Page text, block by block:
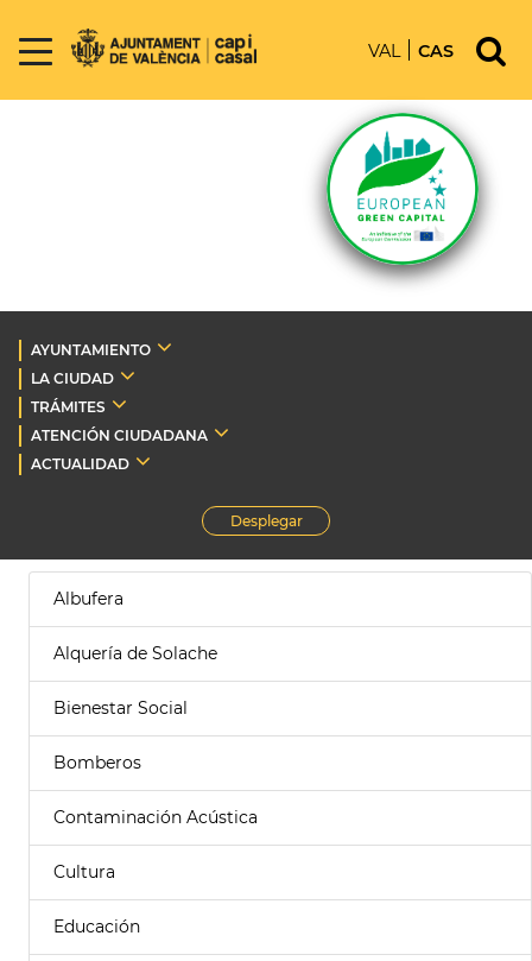
VAL CAS
AYUNTAMIENTO
LA CIUDAD
TRÁMITES
ATENCIÓN CIUDADANA
ACTUALIDAD
Desplegar
Albufera
Alquería de Solache
Bienestar Social
Bomberos
Contaminación Acústica
Cultura
Educación